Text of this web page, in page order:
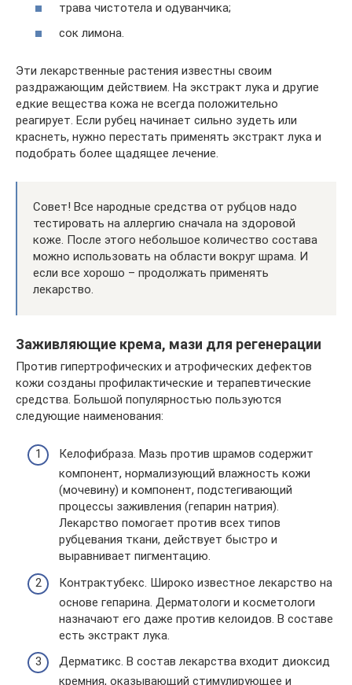
трава чистотела и одуванчика;
сок лимона.
Эти лекарственные растения известны своим
раздражающим действием. На экстракт лука и другие
едкие вещества кожа не всегда положительно
реагирует. Если рубец начинает сильно зудеть или
краснеть, нужно перестать применять экстракт лука и
подобрать более щадящее лечение.
Совет! Все народные средства от рубцов надо
тестировать на аллергию сначала на здоровой
коже. После этого небольшое количество состава
можно использовать на области вокруг шрама. И
если все хорошо – продолжать применять
лекарство.
Заживляющие крема, мази для регенерации
Против гипертрофических и атрофических дефектов
кожи созданы профилактические и терапевтические
средства. Большой популярностью пользуются
следующие наименования:
Келофибраза. Мазь против шрамов содержит
компонент, нормализующий влажность кожи
(мочевину) и компонент, подстегивающий
процессы заживления (гепарин натрия).
Лекарство помогает против всех типов
рубцевания ткани, действует быстро и
выравнивает пигментацию.
Контрактубекс. Широко известное лекарство на
основе гепарина. Дерматологи и косметологи
назначают его даже против келоидов. В составе
есть экстракт лука.
Дерматикс. В состав лекарства входит диоксид
кремния, оказывающий стимулирующее и